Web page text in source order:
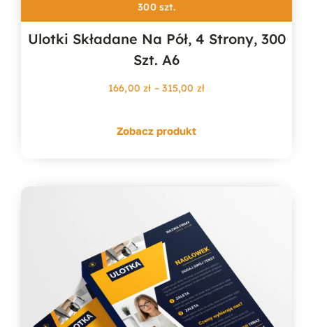
300 szt.
Ulotki Składane Na Pół, 4 Strony, 300
Szt. A6
166,00zł – 315,00 złZakres
Zobacz produkt